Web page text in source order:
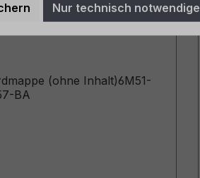
7057-BA
(ohne Inhalt)6M51-
BA
Nur technisch notwendige